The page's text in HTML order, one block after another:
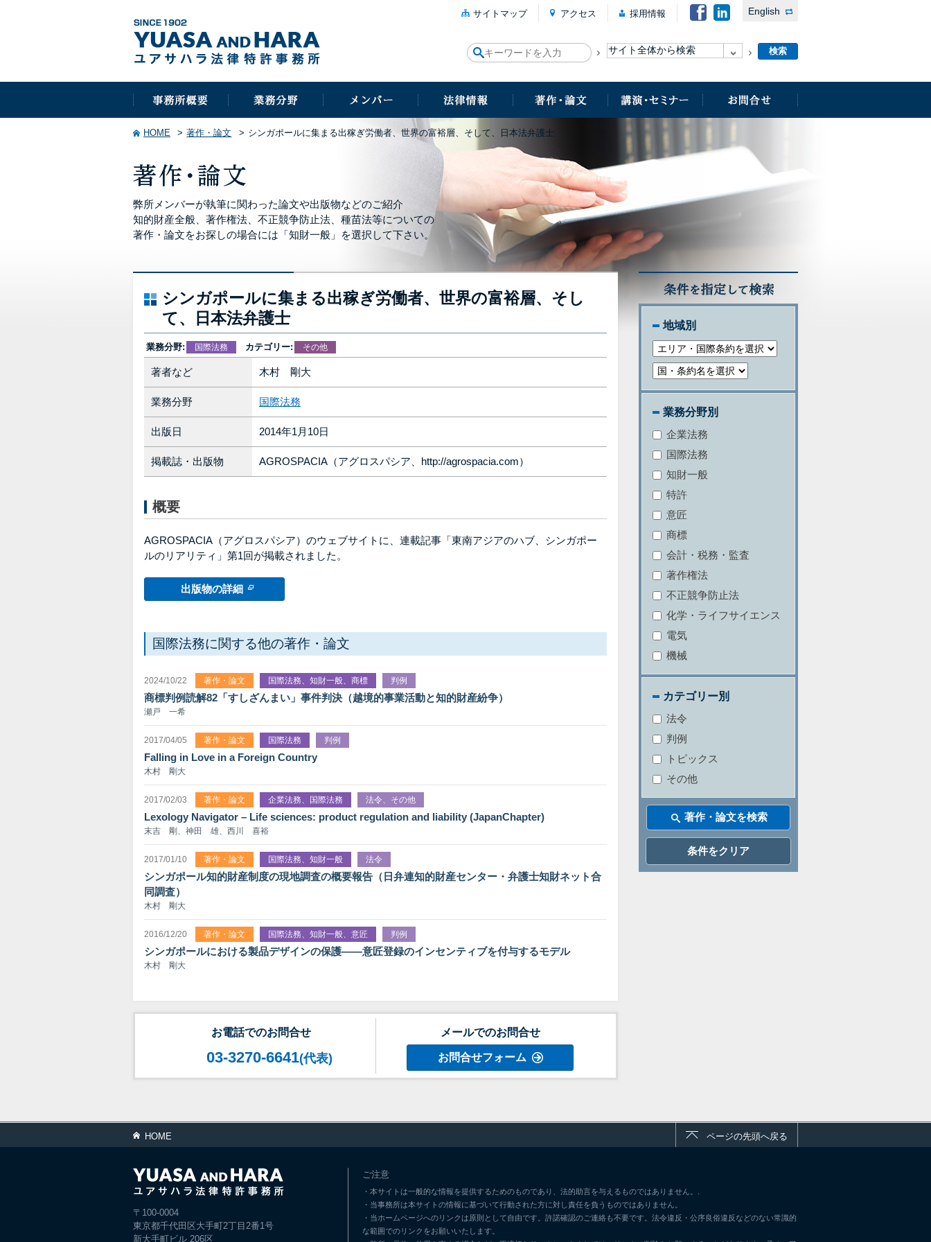
サイトマップ アクセス 採用情報 English
HOME 著作・論文 シンガポールに集まる出稼ぎ労働者、世界の富裕層、そして、日本法弁護士
弊所メンバーが執筆に関わった論文や出版物などのご紹介
知的財産全般、著作権法、不正競争防止法、種苗法等についての
著作・論文をお探しの場合には「知財一般」を選択して下さい。
シンガポールに集まる出稼ぎ労働者、世界の富裕層、そし
て、日本法弁護士
業務分野: 国際法務 カテゴリー: その他
著者など 木村 剛大
業務分野 国際法務
出版日 2014年1月10日
掲載誌・出版物 AGROSPACIA（アグロスパシア、http://agrospacia.com）
概要
AGROSPACIA（アグロスパシア）のウェブサイトに、連載記事「東南アジアのハブ、シンガポー
ルのリアリティ」第1回が掲載されました。
出版物の詳細
国際法務に関する他の著作・論文
2024/10/22 著作・論文 国際法務、知財一般、商標 判例
商標判例読解82「すしざんまい」事件判決（越境的事業活動と知的財産紛争）
瀬戸 一希
2017/04/05 著作・論文 国際法務 判例
Falling in Love in a Foreign Country
木村 剛大
2017/02/03 著作・論文 企業法務、国際法務 法令、その他
Lexology Navigator – Life sciences: product regulation and liability (JapanChapter)
末吉 剛、神田 雄、西川 喜裕
2017/01/10 著作・論文 国際法務、知財一般 法令
シンガポール知的財産制度の現地調査の概要報告（日弁連知的財産センター・弁護士知財ネット合
同調査）
木村 剛大
2016/12/20 著作・論文 国際法務、知財一般、意匠 判例
シンガポールにおける製品デザインの保護――意匠登録のインセンティブを付与するモデル
木村 剛大
お電話でのお問合せ
03-3270-6641(代表)
メールでのお問合せ
お問合せフォーム
地域別
業務分野別
企業法務
国際法務
知財一般
特許
意匠
商標
会計・税務・監査
著作権法
不正競争防止法
化学・ライフサイエンス
電気
機械
カテゴリー別
法令
判例
トピックス
その他
条件をクリア
HOME ページの先頭へ戻る
〒100-0004
東京都千代田区大手町2丁目2番1号
新大手町ビル 206区
ご注意
・本サイトは一般的な情報を提供するためのものであり、法的助言を与えるものではありません。.
・当事務所は本サイトの情報に基づいて行動された方に対し責任を負うものではありません。
・当ホームページへのリンクは原則として自由です。許諾確認のご連絡も不要です。法令違反・公序良俗違反などのない常識的
な範囲でのリンクをお願いいたします。